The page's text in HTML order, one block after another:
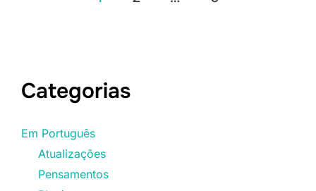
Categorias
Em Português
Atualizações
Pensamentos